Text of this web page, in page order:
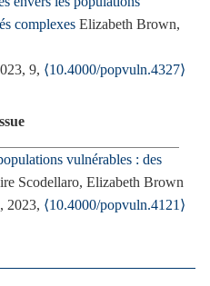
complexes Elizabeth Brown,
9, ⟨10.4000/popvuln.4327⟩
vulnérables : des
Scodellaro, Elizabeth Brown
2023, ⟨10.4000/popvuln.4121⟩